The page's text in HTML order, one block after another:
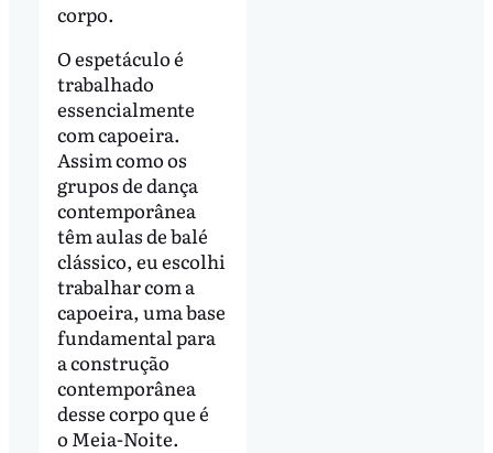
corpo.
O espetáculo é
trabalhado
essencialmente
com capoeira.
Assim como os
grupos de dança
contemporânea
têm aulas de balé
clássico, eu escolhi
trabalhar com a
capoeira, uma base
fundamental para
a construção
contemporânea
desse corpo que é
o Meia-Noite.